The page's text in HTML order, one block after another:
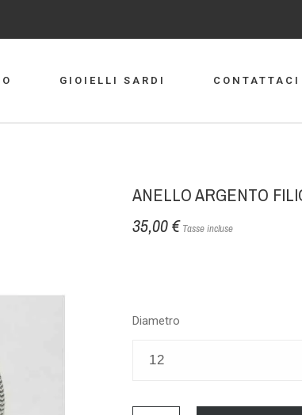
GIOIELLI SARDI CONTATTACI
ANELLO ARGENTO
35,00 € Tasse incluse
Diametro